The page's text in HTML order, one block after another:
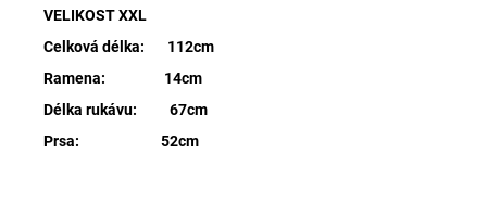
VELIKOST XXL
Celková délka: 112cm
Ramena: 14cm
Délka rukávu: 67cm
Prsa: 52cm